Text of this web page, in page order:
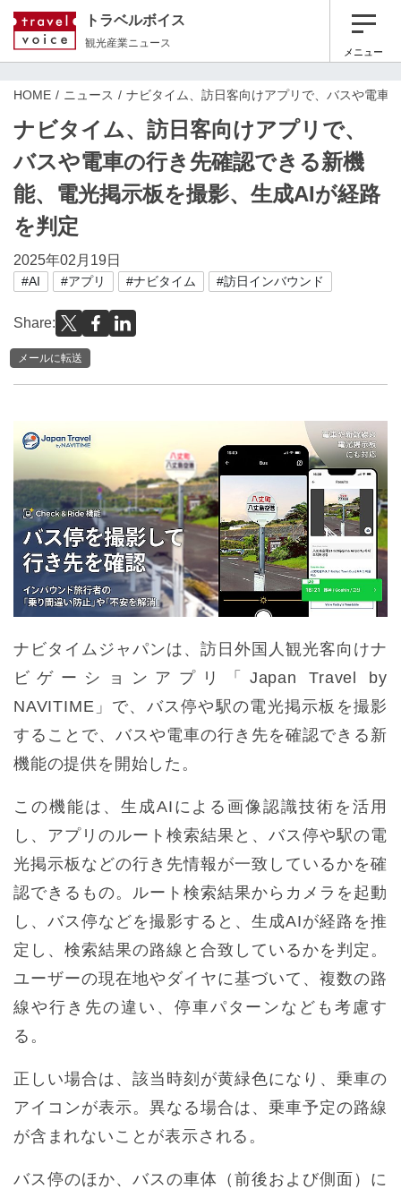
トラベルボイス
観光産業ニュース
メニュー
HOME ニュース ナビタイム、訪日客向けアプリで、バスや電車
ナビタイム、訪日客向けアプリで、
バスや電車の行き先確認できる新機
能、電光掲示板を撮影、生成AIが経路
を判定
2025年02月19日
#AI #アプリ #ナビタイム #訪日インバウンド
Share:
メールに転送
ナビタイムジャパンは、訪日外国人観光客向けナ
ビゲーションアプリ「Japan Travel by
NAVITIME」で、バス停や駅の電光掲示板を撮影
することで、バスや電車の行き先を確認できる新
機能の提供を開始した。
この機能は、生成AIによる画像認識技術を活用
し、アプリのルート検索結果と、バス停や駅の電
光掲示板などの行き先情報が一致しているかを確
認できるもの。ルート検索結果からカメラを起動
し、バス停などを撮影すると、生成AIが経路を推
定し、検索結果の路線と合致しているかを判定。
ユーザーの現在地やダイヤに基づいて、複数の路
線や行き先の違い、停車パターンなども考慮す
る。
正しい場合は、該当時刻が黄緑色になり、乗車の
アイコンが表示。異なる場合は、乗車予定の路線
が含まれないことが表示される。
バス停のほか、バスの車体（前後および側面）に